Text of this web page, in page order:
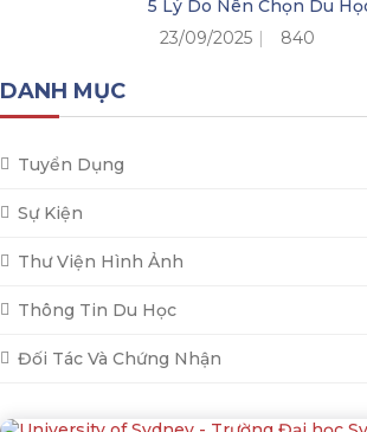
5 Lý Do Nên Chọn Du
23/09/2025
840
DANH MỤC
Tuyển Dụng
Sự Kiện
Thư Viện Hình Ảnh
Thông Tin Du Học
Đối Tác Và Chứng Nhận